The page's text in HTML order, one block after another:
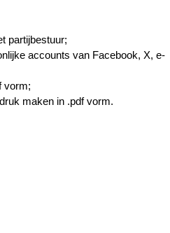
partijbestuur;
accounts van Facebook, X, e-
vorm;
maken in .pdf vorm.